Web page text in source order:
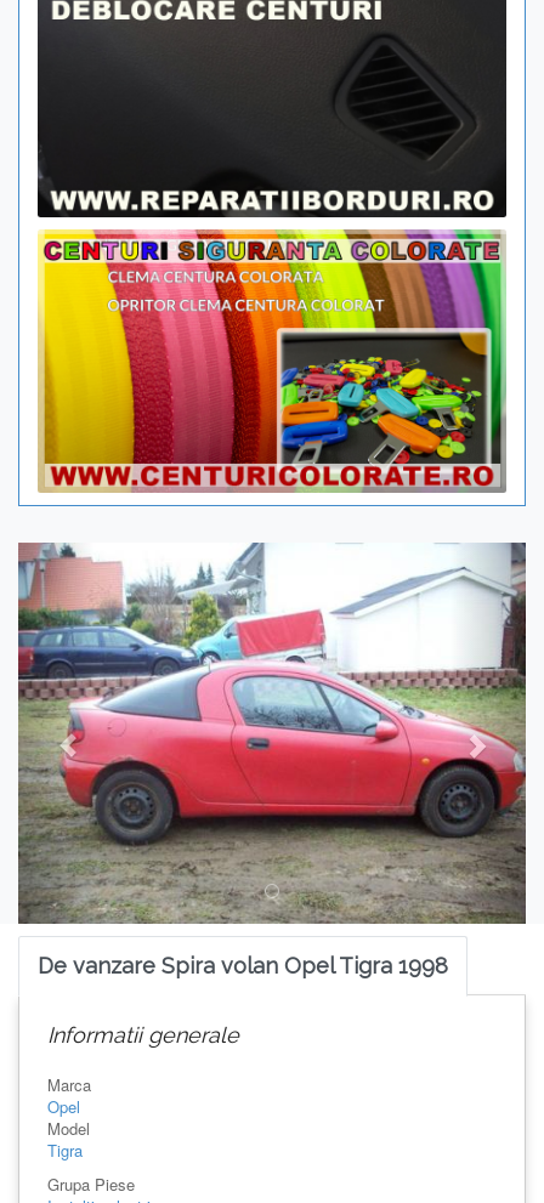
Previous Next
De vanzare Spira volan Opel Tigra 1998
Informatii generale
Marca
Opel
Model
Tigra
Grupa Piese